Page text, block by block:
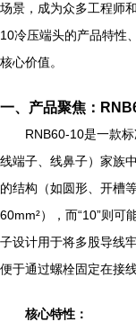
场景，成为众多工程师
10冷压端头的产品特性
核心价值。
一、产品聚焦：
RNB60-10是一款
线端子、线鼻子）家族
的结构（如圆形、开槽
60mm²），而“10”则可
子设计用于将多股导线
便于通过螺栓固定在接
核心特性：